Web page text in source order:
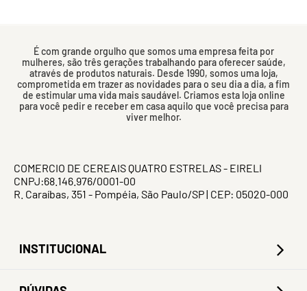
É com grande orgulho que somos uma empresa feita por
mulheres, são três gerações trabalhando para oferecer saúde,
através de produtos naturais. Desde 1990, somos uma loja,
comprometida em trazer as novidades para o seu dia a dia, a fim
de estimular uma vida mais saudável. Criamos esta loja online
para você pedir e receber em casa aquilo que você precisa para
viver melhor.
COMERCIO DE CEREAIS QUATRO ESTRELAS - EIRELI
CNPJ:68.146.976/0001-00
R. Caraíbas, 351 - Pompéia, São Paulo/SP | CEP: 05020-000
INSTITUCIONAL